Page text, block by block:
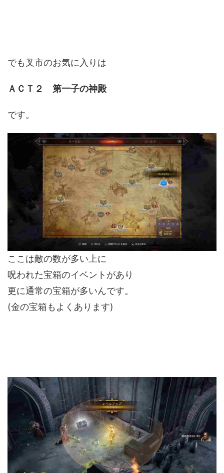
でも叉市のお気に入りは
ＡＣＴ２ 第一子の神殿
です。
ここは敵の数が多い上に
呪われた宝箱のイベントがあり
更に通常の宝箱が多いんです。
(金の宝箱もよくあります)